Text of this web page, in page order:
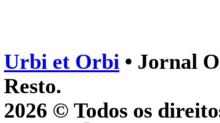
Urbi et Orbi • Jornal
Resto.
2026 © Todos os